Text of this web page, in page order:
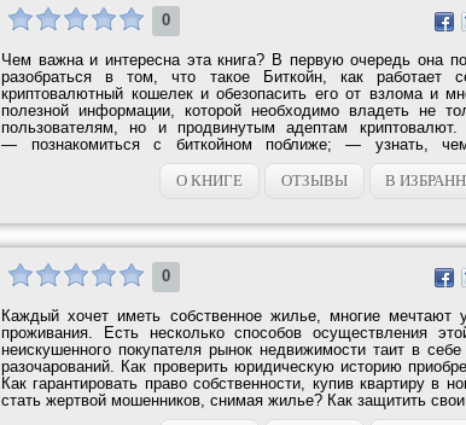
0
Чем важна и интересна эта книга? В первую очередь она
разобраться в том, что такое Биткойн, как работает
криптовалютный кошелек и обезопасить его от взлома и
полезной информации, которой необходимо владеть не
пользователям, но и продвинутым адептам криптовалют.
— познакомиться с биткойном поближе; — узнать,
О КНИГЕ
ОТЗЫВЫ В
0
Каждый хочет иметь собственное жилье, многие мечтают
проживания. Есть несколько способов осуществления
неискушенного покупателя рынок недвижимости таит в
разочарований. Как проверить юридическую историю
Как гарантировать право собственности, купив квартиру в
стать жертвой мошенников, снимая жилье? Как защитить свои